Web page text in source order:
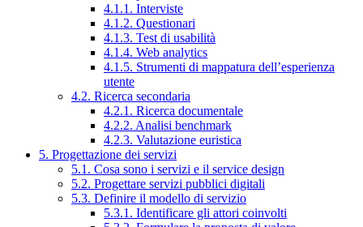
4.1.1. Interviste
4.1.2. Questionari
4.1.3. Test di usabilità
4.1.4. Web analytics
4.1.5. Strumenti di mappatura dell’esperienza
utente
4.2. Ricerca secondaria
4.2.1. Ricerca documentale
4.2.2. Analisi benchmark
4.2.3. Valutazione euristica
5. Progettazione dei servizi
5.1. Cosa sono i servizi e il service design
5.2. Progettare servizi pubblici digitali
5.3. Definire il modello di servizio
5.3.1. Identificare gli attori coinvolti